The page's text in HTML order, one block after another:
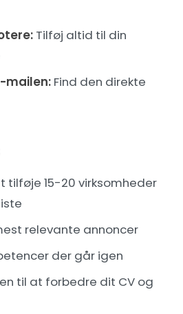
Tilføj altid til din
mailen: Find den direkte
15-20 virksomheder
relevante annoncer
der går igen
til at forbedre dit CV og